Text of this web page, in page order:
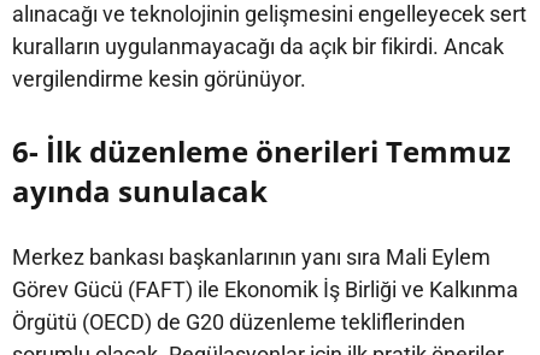
alınacağı ve teknolojinin gelişmesini engelleyecek sert
kuralların uygulanmayacağı da açık bir fikirdi. Ancak
vergilendirme kesin görünüyor.
6- İlk düzenleme önerileri Temmuz
ayında sunulacak
Merkez bankası başkanlarının yanı sıra Mali Eylem
Görev Gücü (FAFT) ile Ekonomik İş Birliği ve Kalkınma
Örgütü (OECD) de G20 düzenleme tekliflerinden